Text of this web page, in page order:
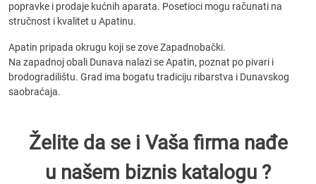
popravke i prodaje kućnih aparata. Posetioci mogu računati na
stručnost i kvalitet u Apatinu.
Apatin pripada okrugu koji se zove Zapadnobački.
Na zapadnoj obali Dunava nalazi se Apatin, poznat po pivari i
brodogradilištu. Grad ima bogatu tradiciju ribarstva i Dunavskog
saobraćaja.
Želite da se i Vaša firma nađe
u našem biznis katalogu ?